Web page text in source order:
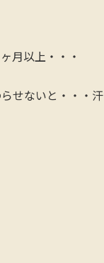
月以上・・・
せないと・・・汗